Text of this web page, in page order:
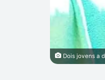
Dois jovens a